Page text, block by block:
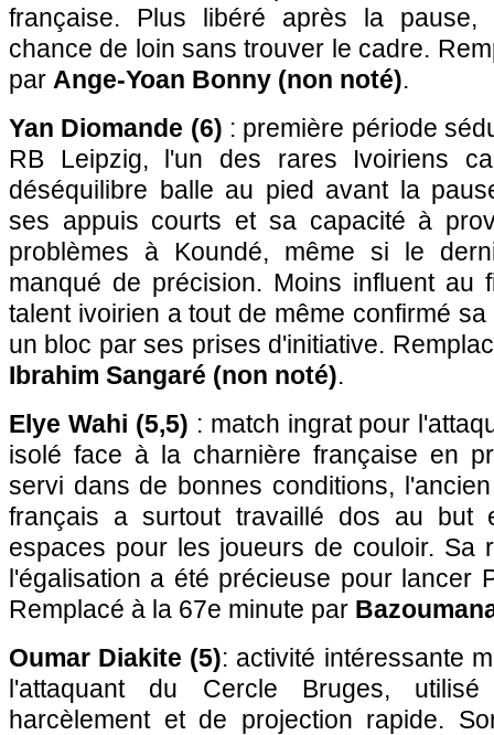
française. Plus libéré après la
chance de loin sans trouver le cadre.
par Ange-Yoan Bonny (non noté).
Yan Diomande (6) : première période
RB Leipzig, l'un des rares Ivoiriens
déséquilibre balle au pied avant la
ses appuis courts et sa capacité à
problèmes à Koundé, même si le
manqué de précision. Moins influent au
talent ivoirien a tout de même confirmé
un bloc par ses prises d'initiative.
Ibrahim Sangaré (non noté).
Elye Wahi (5,5) : match ingrat pour
isolé face à la charnière française en
servi dans de bonnes conditions,
français a surtout travaillé dos au but
espaces pour les joueurs de couloir. Sa
l'égalisation a été précieuse pour lancer
Remplacé à la 67e minute par
Oumar Diakite (5): activité intéressante
l'attaquant du Cercle Bruges,
harcèlement et de projection rapide.